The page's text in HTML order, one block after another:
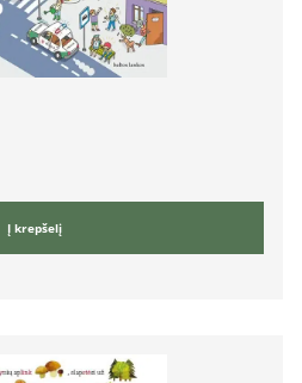
Į krepšelį